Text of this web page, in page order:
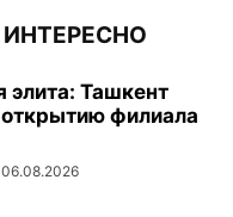
элита: Ташкент
открытию филиала
06.08.2026